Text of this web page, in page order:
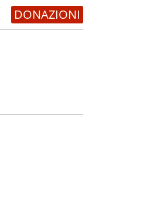
DONAZIONI